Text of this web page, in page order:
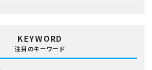
KEYWORD
注目のキーワード